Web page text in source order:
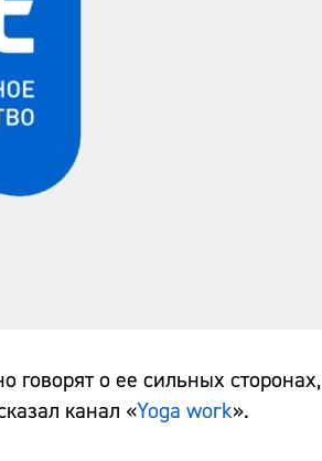
о ее сильных сторонах,
канал «Yoga work».